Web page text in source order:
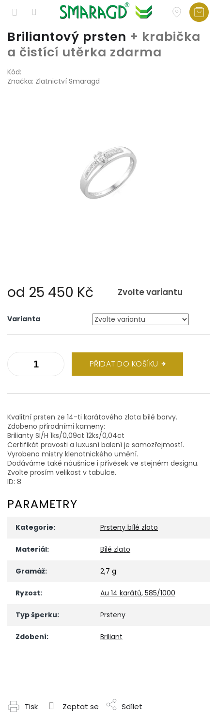
Přejít
obsah
Briliantový prsten + krabička
a čistící utěrka zdarma
Kód:
Značka: Zlatnictví Smaragd
od 25 450 Kč Zvolte variantu
cena:
Varianta
PŘIDAT DO KOŠÍKU
Kvalitní prsten ze 14-ti karátového zlata bílé barvy.
Zdobeno přírodními kameny:
Brilianty SI/H 1ks/0,09ct 12ks/0,04ct
Certifikát pravosti a luxusní balení je samozřejmostí.
Vyrobeno mistry klenotnického umění.
Dodáváme také náušnice i přívěsek ve stejném designu.
Zvolte prosím velikost v tabulce.
ID: 8
PARAMETRY
Kategorie: Prsteny bílé zlato
Materiál: Bílé zlato
Gramáž: 2,7 g
Ryzost: Au 14 karátů, 585/1000
Typ šperku: Prsteny
Zdobení: Briliant
Tisk Zeptat se Sdílet